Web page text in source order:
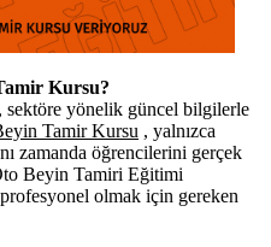
Kursu?
yönelik güncel bilgilerle
Tamir Kursu , yalnızca
zamanda öğrencilerini gerçek
Beyin Tamiri Eğitimi
olmak için gereken